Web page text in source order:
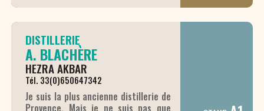
DISTILLERIE
A. BLACHÈRE
HEZRA AKBAR
Tél. 33(0)650647342
Je suis la plus ancienne distillerie de
Provence. Mais je ne suis pas que